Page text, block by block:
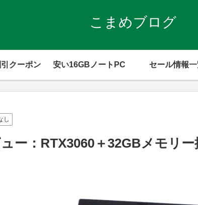
こまめブログ
クーポン 安い16GBノートPC セール情報
し
ー：RTX3060＋32GBメモリ